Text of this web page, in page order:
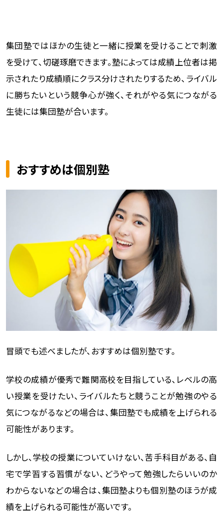
集団塾ではほかの生徒と一緒に授業を受けることで刺激
を受けて、切磋琢磨できます。塾によっては成績上位者は掲
示されたり成績順にクラス分けされたりするため、ライバル
に勝ちたいという競争心が強く、それがやる気につながる
生徒には集団塾が合います。
おすすめは個別塾
冒頭でも述べましたが、おすすめは個別塾です。
学校の成績が優秀で難関高校を目指している、レベルの高
い授業を受けたい、ライバルたちと競うことが勉強のやる
気につながるなどの場合は、集団塾でも成績を上げられる
可能性があります。
しかし、学校の授業についていけない、苦手科目がある、自
宅で学習する習慣がない、どうやって勉強したらいいのか
わからないなどの場合は、集団塾よりも個別塾のほうが成
績を上げられる可能性が高いです。